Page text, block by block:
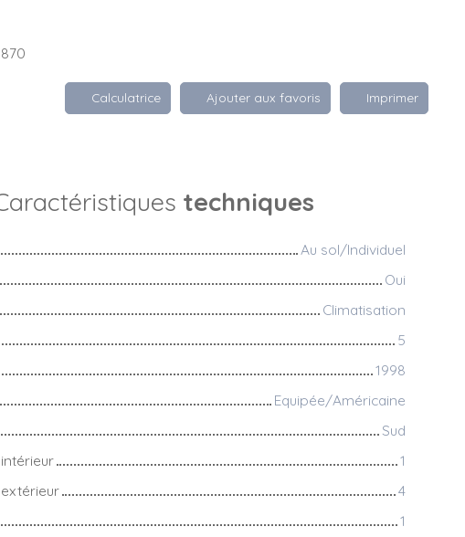
Calculatrice Ajouter aux favoris Imprimer
techniques
Au sol/Individuel
Oui
Climatisation
5
1998
Equipée/Américaine
Sud
1
4
1